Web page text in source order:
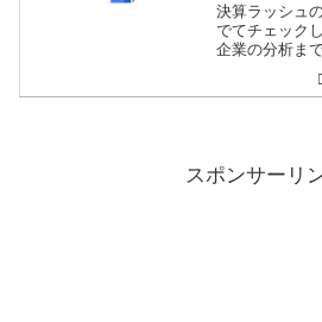
決算ラッシュ
でてチェック
企業の分析ま
つ銘柄も多い
スポンサーリ